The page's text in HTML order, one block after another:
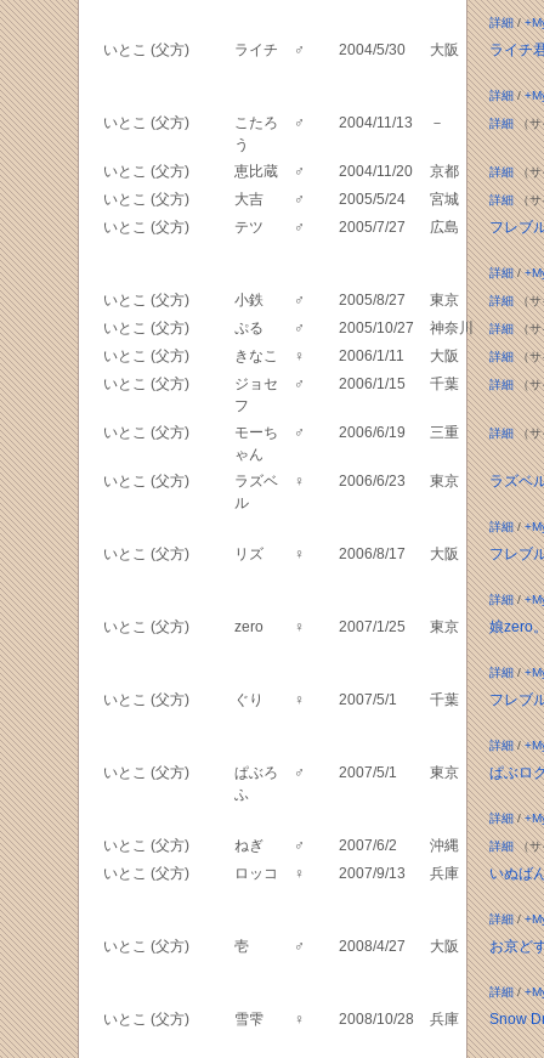
詳細/
いとこ (父方) ライチ ♂ 2004/5/30 大阪 ライチ
詳細/
いとこ (父方)
こたろ
う
♂ 2004/11/13 － 詳細（サ
いとこ (父方) 恵比蔵 ♂ 2004/11/20 京都 詳細（サ
いとこ (父方) 大吉 ♂ 2005/5/24 宮城 詳細（サ
いとこ (父方) テツ ♂ 2005/7/27 広島 フレブ
詳細/
いとこ (父方) 小鉄 ♂ 2005/8/27 東京 詳細（サ
いとこ (父方) ぷる ♂ 2005/10/27 神奈川 詳細（サ
いとこ (父方) きなこ ♀ 2006/1/11 大阪 詳細（サ
いとこ (父方)
ジョセ
フ
♂ 2006/1/15 千葉 詳細（サ
いとこ (父方)
モーち
ゃん
♂ 2006/6/19 三重 詳細（サ
いとこ (父方)
ラズベ
ル
♀ 2006/6/23 東京 ラズベ
詳細/
いとこ (父方) リズ ♀ 2006/8/17 大阪 フレブ
詳細/
いとこ (父方) zero ♀ 2007/1/25 東京 娘zero
詳細/
いとこ (父方) ぐり ♀ 2007/5/1 千葉 フレブ
詳細/
いとこ (父方)
ぱぶろ
ふ
♂ 2007/5/1 東京 ぱぶロ
詳細/
いとこ (父方) ねぎ ♂ 2007/6/2 沖縄 詳細（サ
いとこ (父方) ロッコ ♀ 2007/9/13 兵庫 いぬば
詳細/
いとこ (父方) 壱 ♂ 2008/4/27 大阪 お京ど
詳細/
いとこ (父方) 雪雫 ♀ 2008/10/28 兵庫 Snow